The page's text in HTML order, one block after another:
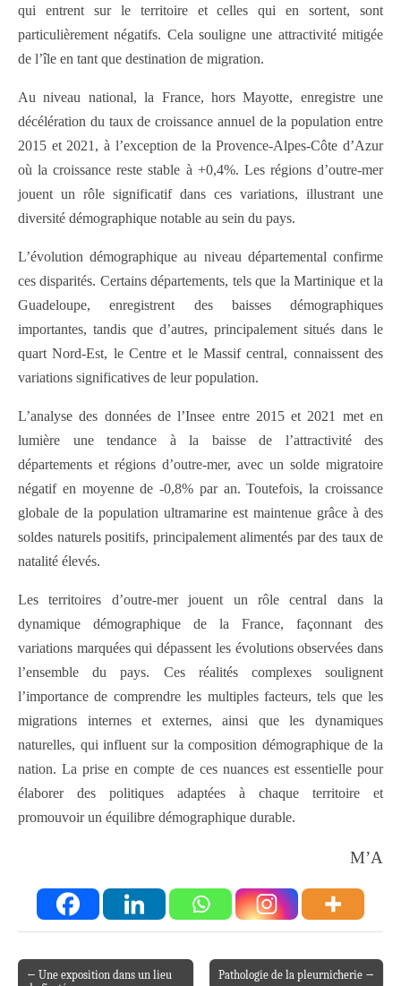
qui entrent sur le territoire et celles qui en sortent, sont
particulièrement négatifs. Cela souligne une attractivité mitigée
de l’île en tant que destination de migration.
Au niveau national, la France, hors Mayotte, enregistre une
décélération du taux de croissance annuel de la population entre
2015 et 2021, à l’exception de la Provence‑Alpes‑Côte d’Azur
où la croissance reste stable à +0,4%. Les régions d’outre-mer
jouent un rôle significatif dans ces variations, illustrant une
diversité démographique notable au sein du pays.
L’évolution démographique au niveau départemental confirme
ces disparités. Certains départements, tels que la Martinique et la
Guadeloupe, enregistrent des baisses démographiques
importantes, tandis que d’autres, principalement situés dans le
quart Nord‑Est, le Centre et le Massif central, connaissent des
variations significatives de leur population.
L’analyse des données de l’Insee entre 2015 et 2021 met en
lumière une tendance à la baisse de l’attractivité des
départements et régions d’outre-mer, avec un solde migratoire
négatif en moyenne de -0,8% par an. Toutefois, la croissance
globale de la population ultramarine est maintenue grâce à des
soldes naturels positifs, principalement alimentés par des taux de
natalité élevés.
Les territoires d’outre-mer jouent un rôle central dans la
dynamique démographique de la France, façonnant des
variations marquées qui dépassent les évolutions observées dans
l’ensemble du pays. Ces réalités complexes soulignent
l’importance de comprendre les multiples facteurs, tels que les
migrations internes et externes, ainsi que les dynamiques
naturelles, qui influent sur la composition démographique de la
nation. La prise en compte de ces nuances est essentielle pour
élaborer des politiques adaptées à chaque territoire et
promouvoir un équilibre démographique durable.
M’A
← Une exposition dans un lieu
Pathologie de la pleurnicherie →